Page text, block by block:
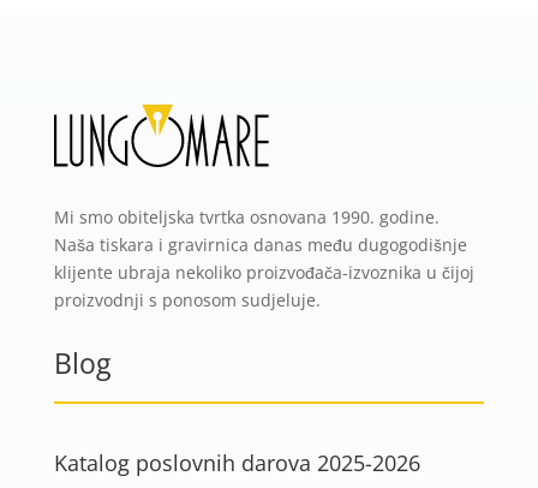
Mi smo obiteljska tvrtka osnovana 1990. godine.
Naša tiskara i gravirnica danas među dugogodišnje
klijente ubraja nekoliko proizvođača-izvoznika u čijoj
proizvodnji s ponosom sudjeluje.
Blog
Katalog poslovnih darova 2025-2026